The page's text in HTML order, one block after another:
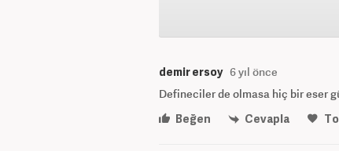
demir ersoy 6 yıl önce
Defineciler de olmasa hiç bir eser
Beğen
Cevapla